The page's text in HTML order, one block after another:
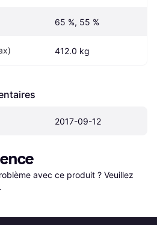
65 %, 55 %
412.0 kg
2017-09-12
avec ce produit ? Veuillez
.